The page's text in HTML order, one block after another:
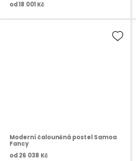
od 18 001 Kč
Moderní čalouněná postel Samoa
Fancy
od 26 038 Kč